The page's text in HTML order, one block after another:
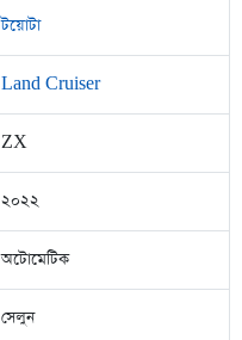
টয়োটা
Land Cruiser
ZX
২০২২
অটোমেটিক
সেলুন